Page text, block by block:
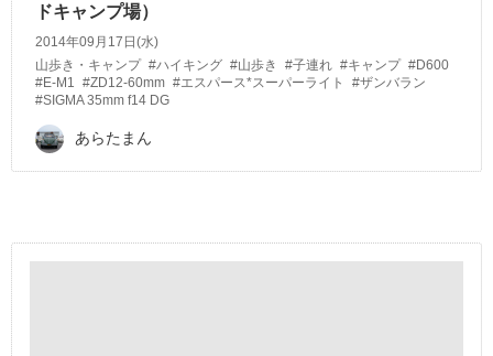
ドキャンプ場）
2014年09月17日(水)
山歩き・キャンプ #ハイキング #山歩き #子連れ #キャンプ #D600
#E-M1
#ZD12-60mm #エスパース*スーパーライト
#ザンバラン
#SIGMA 35mm f14 DG
あらたまん